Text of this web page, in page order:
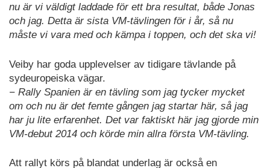
nu är vi väldigt laddade för ett bra resultat, både Jonas
och jag. Detta är sista VM-tävlingen för i år, så nu
måste vi vara med och kämpa i toppen, och det ska vi!
Veiby har goda upplevelser av tidigare tävlande på
sydeuropeiska vägar.
− Rally Spanien är en tävling som jag tycker mycket
om och nu är det femte gången jag startar här, så jag
har ju lite erfarenhet. Det var faktiskt här jag gjorde min
VM-debut 2014 och körde min allra första VM-tävling.
Att rallyt körs på blandat underlag är också en